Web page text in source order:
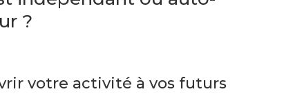
?
votre activité à vos futurs